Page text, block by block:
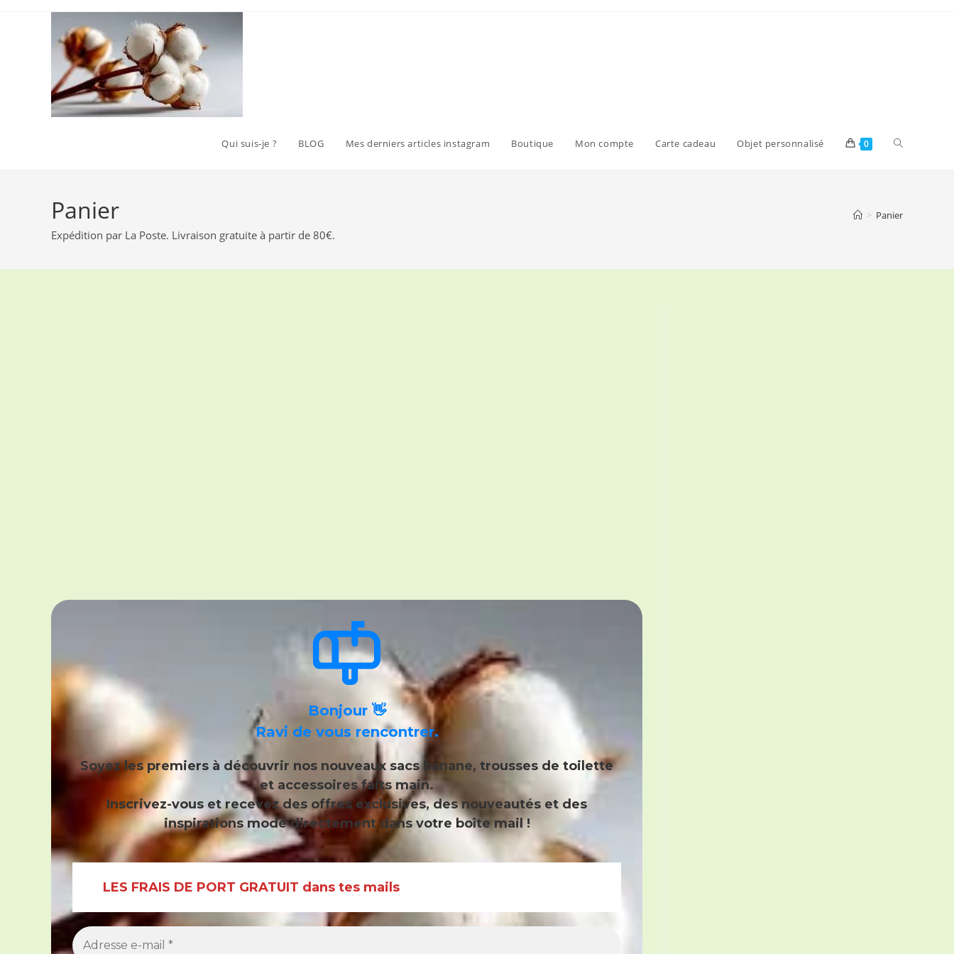
Qui suis-je ? BLOG Mes derniers articles instagram Boutique Mon compte Carte cadeau Objet personnalisé 0 Toggle
Panier
Expédition par La Poste. Livraison gratuite à partir de 80€.
> Panier
Bonjour 👋
Ravi de vous rencontrer.
Soyez les premiers à découvrir nos nouveaux sacs banane, trousses de toilette
et accessoires faits main.
Inscrivez-vous et recevezdes offres exclusives, des nouveautés et des
inspirations mode directement dans votre boîte mail !
LES FRAIS DE PORT GRATUIT dans tes mails